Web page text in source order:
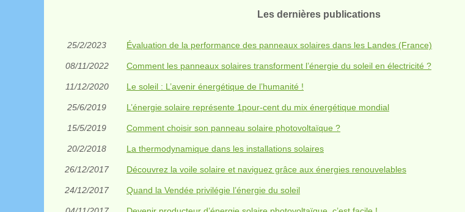
Les dernières publications
25/2/2023 Évaluation de la performance des panneaux solaires dans les Landes (France)
08/11/2022 Comment les panneaux solaires transforment l’énergie du soleil en électricité ?
11/12/2020 Le soleil : L’avenir énergétique de l’humanité !
25/6/2019 L’énergie solaire représente 1pour-cent du mix énergétique mondial
15/5/2019 Comment choisir son panneau solaire photovoltaïque ?
20/2/2018 La thermodynamique dans les installations solaires
26/12/2017 Découvrez la voile solaire et naviguez grâce aux énergies renouvelables
24/12/2017 Quand la Vendée privilégie l’énergie du soleil